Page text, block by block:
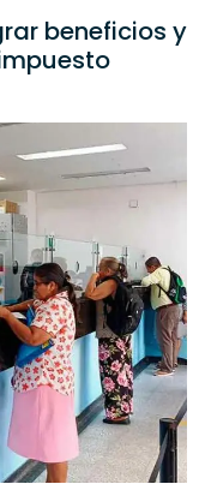
beneficios y